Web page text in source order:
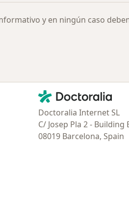
y en ningún caso
Contacto
Doctoralia - Página de inicio
Doctoralia Internet SL
C/ Josep Pla 2 - Building
08019 Barcelona, Spain